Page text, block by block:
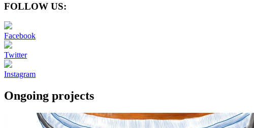
FOLLOW US:
Facebook
Twitter
Instagram
Ongoing projects